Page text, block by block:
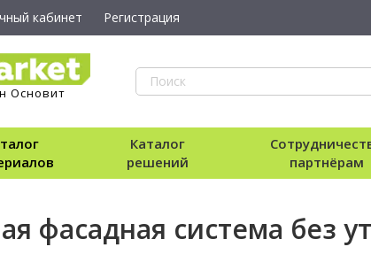
кабинет Регистрация
Основит
Каталог
решений
партнёрам
фасадная система без